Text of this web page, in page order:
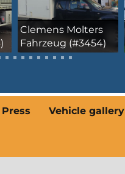
Eric Krügls
Fahrzeug (#3491)
Press Vehicle gallery